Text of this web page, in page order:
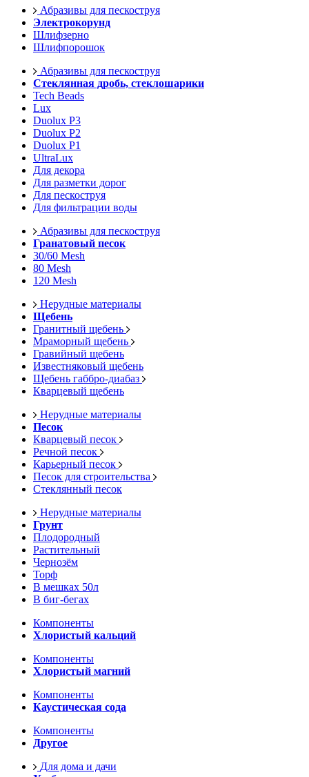
Абразивы для пескоструя
Электрокорунд
Шлифзерно
Шлифпорошок
Абразивы для пескоструя
Стеклянная дробь, стеклошарики
Tech Beads
Lux
Duolux P3
Duolux P2
Duolux P1
UltraLux
Для декора
Для разметки дорог
Для пескоструя
Для фильтрации воды
Абразивы для пескоструя
Гранатовый песок
30/60 Mesh
80 Mesh
120 Mesh
Нерудные материалы
Щебень
Гранитный щебень
Мраморный щебень
Гравийный щебень
Известняковый щебень
Щебень габбро-диабаз
Кварцевый щебень
Нерудные материалы
Песок
Кварцевый песок
Речной песок
Карьерный песок
Песок для строительства
Стеклянный песок
Нерудные материалы
Грунт
Плодородный
Растительный
Чернозём
Торф
В мешках 50л
В биг-бегах
Компоненты
Хлористый кальций
Компоненты
Хлористый магний
Компоненты
Каустическая сода
Компоненты
Другое
Для дома и дачи